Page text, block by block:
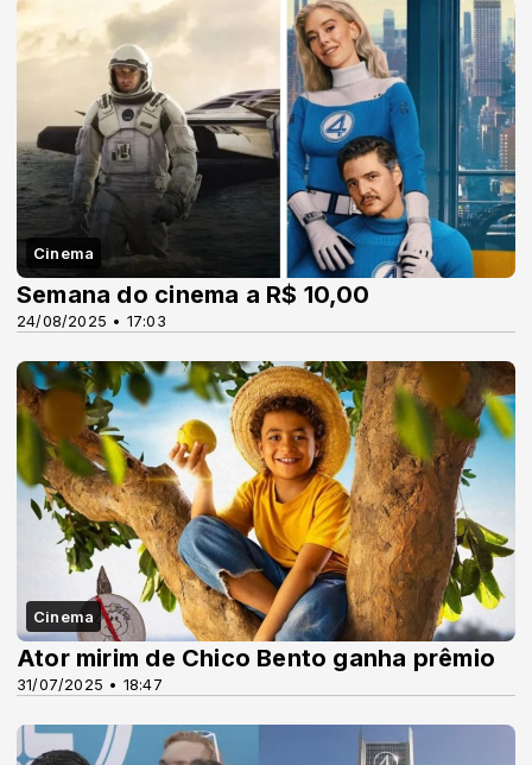
Cinema
24/08/2025 • 17:03
Semana do cinema a R$ 10,00
Cinema
31/07/2025 • 18:47
Ator mirim de Chico Bento ganha prêmio